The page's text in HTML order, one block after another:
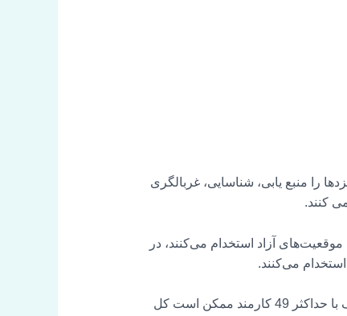
را منبع یابی، شناسایی، غربالگری
کنند.
آزاد استخدام می‌کنند، در
می‌کنند.
نقش یک استخدام کننده در تیم منابع انسانی (HR) بسته به اندازه یا ساختار شرکت متفاوت است. شرکت های کوچک با حداکثر 49 کارمند ممکن است کل